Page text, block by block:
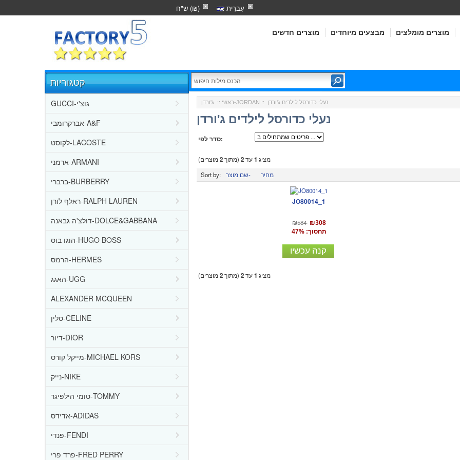
עִברִית ש"ח (₪)
מוצרים חדשים מבצעים מיוחדים מוצרים מומלצים
קטגוריות
GUCCI-גוצ'י
אברקרומבי-A&F
לקוסט-LACOSTE
ארמני-ARMANI
ברברי-BURBERRY
ראלף לורן-RALPH LAUREN
דולצ'ה גבאנה-DOLCE&GABBANA
הוגו בוס-HUGO BOSS
הרמס-HERMES
האגג-UGG
ALEXANDER MCQUEEN
סלין-CELINE
דיור-DIOR
מייקל קורס-MICHAEL KORS
נייק-NIKE
טומי הילפיגר-TOMMY
אדידס-ADIDAS
פנדי-FENDI
פרד פרי-FRED PERRY
ראשי :: ג'ורדן-JORDAN :: נעלי כדורסל לילדים ג'ורדן
נעלי כדורסל לילדים ג'ורדן
סדר לפי:
מציג 1עד2(מתוך2מוצרים)
Sort by:
שם מוצר- מחיר
JO80014_1
₪584 ₪308
תחסוך: 47%
קנה עכשיו
מציג 1עד2(מתוך2מוצרים)